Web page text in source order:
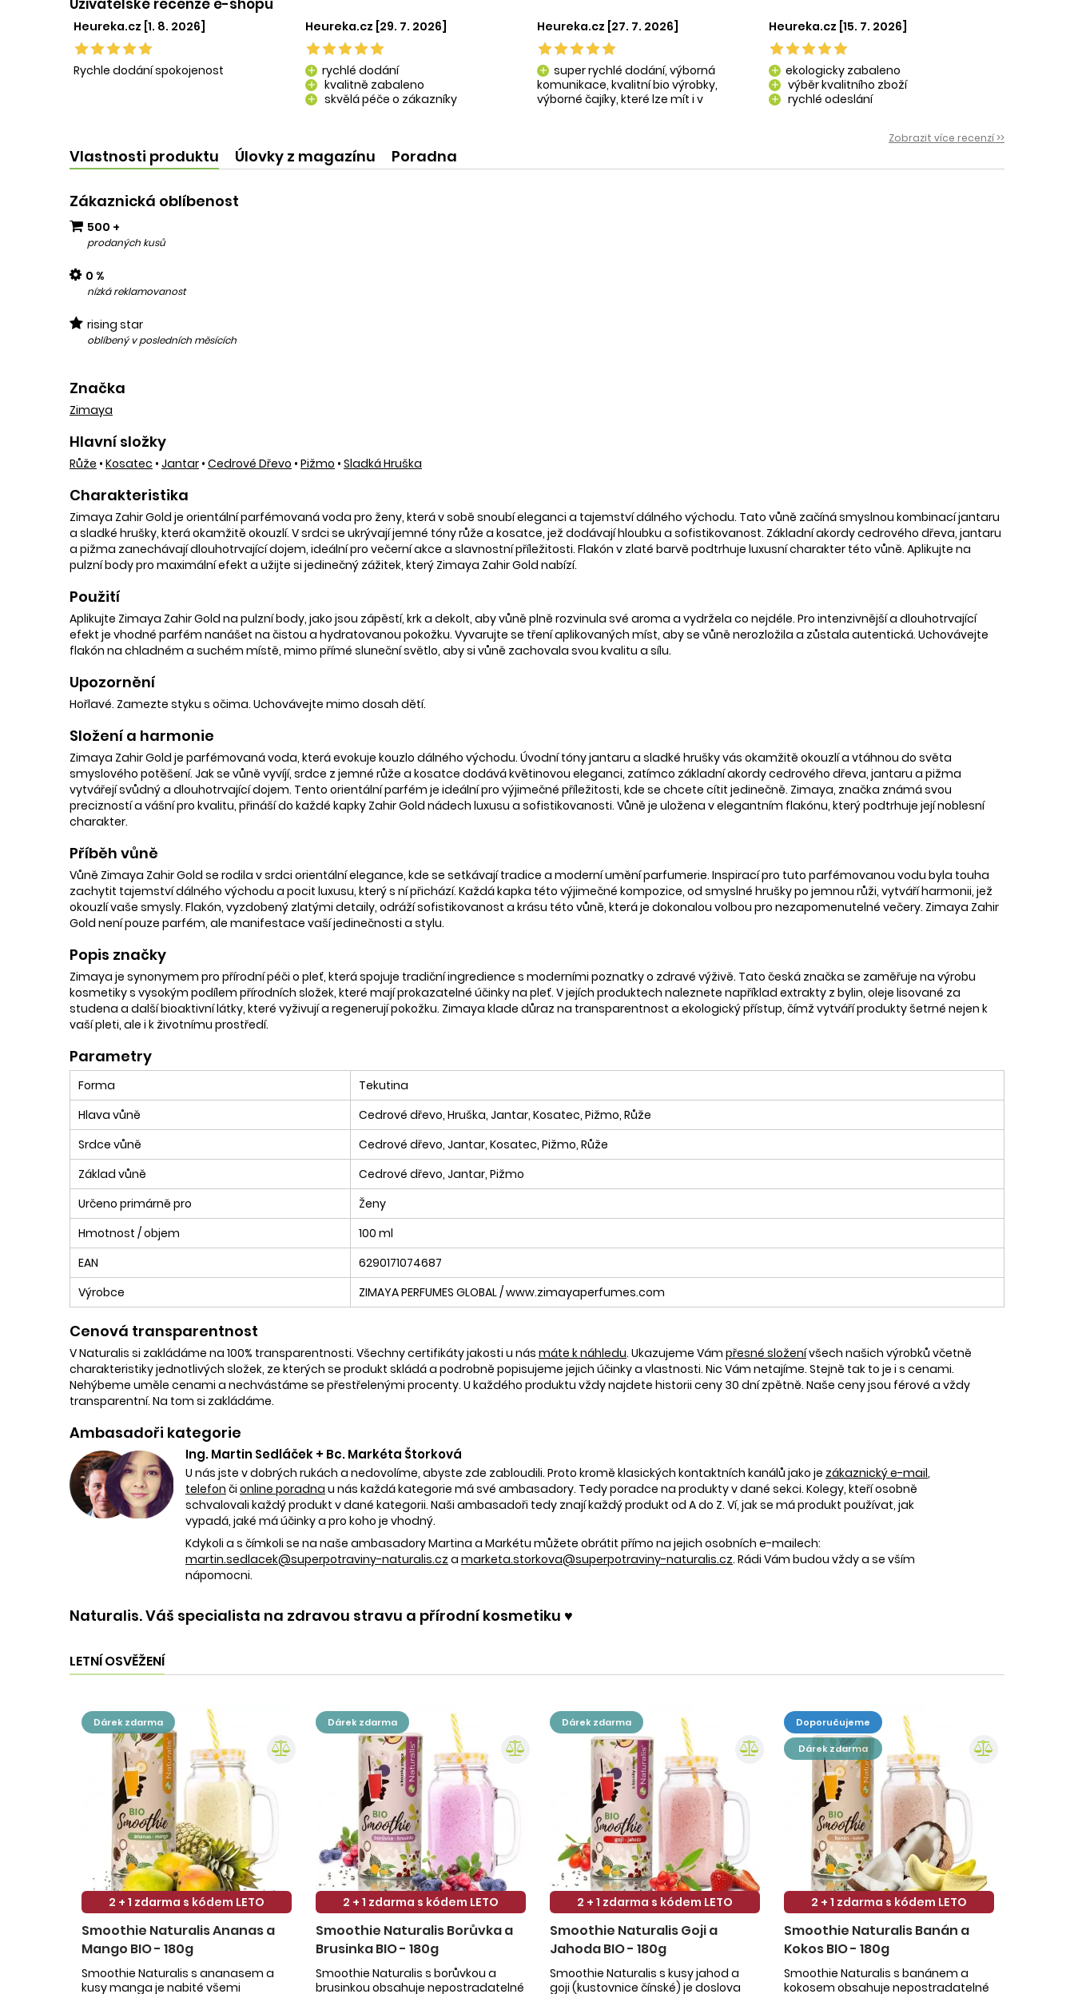
Heureka.cz [1. 8. 2026]
Rychle dodání spokojenost
Heureka.cz [29. 7. 2026]
add rychlé dodání
add kvalitně zabaleno
add skvělá péče o zákazníky
Heureka.cz [27. 7. 2026]
add super rychlé dodání, výborná
komunikace, kvalitní bio výrobky,
výborné čajíky, které lze mít i v
Heureka.cz [15. 7. 2026]
add ekologicky zabaleno
add výběr kvalitního zboží
add rychlé odeslání
Zobrazit více recenzí >>
Vlastnosti produktu Úlovky z magazínu Poradna
Zákaznická oblíbenost
500 +
prodaných kusů
0 %
nízká reklamovanost
rising star
oblíbený v posledních měsících
Značka
Zimaya
Hlavní složky
Růže • Kosatec • Jantar • Cedrové Dřevo • Pižmo • Sladká Hruška
Charakteristika
Zimaya Zahir Gold je orientální parfémovaná voda pro ženy, která v sobě snoubí eleganci a tajemství dálného východu. Tato vůně začíná smyslnou kombinací jantaru
a sladké hrušky, která okamžitě okouzlí. V srdci se ukrývají jemné tóny růže a kosatce, jež dodávají hloubku a sofistikovanost. Základní akordy cedrového dřeva, jantaru
a pižma zanechávají dlouhotrvající dojem, ideální pro večerní akce a slavnostní příležitosti. Flakón v zlaté barvě podtrhuje luxusní charakter této vůně. Aplikujte na
pulzní body pro maximální efekt a užijte si jedinečný zážitek, který Zimaya Zahir Gold nabízí.
Použití
Aplikujte Zimaya Zahir Gold na pulzní body, jako jsou zápěstí, krk a dekolt, aby vůně plně rozvinula své aroma a vydržela co nejdéle. Pro intenzivnější a dlouhotrvající
efekt je vhodné parfém nanášet na čistou a hydratovanou pokožku. Vyvarujte se tření aplikovaných míst, aby se vůně nerozložila a zůstala autentická. Uchovávejte
flakón na chladném a suchém místě, mimo přímé sluneční světlo, aby si vůně zachovala svou kvalitu a sílu.
Upozornění
Hořlavé. Zamezte styku s očima. Uchovávejte mimo dosah dětí.
Složení a harmonie
Zimaya Zahir Gold je parfémovaná voda, která evokuje kouzlo dálného východu. Úvodní tóny jantaru a sladké hrušky vás okamžitě okouzlí a vtáhnou do světa
smyslového potěšení. Jak se vůně vyvíjí, srdce z jemné růže a kosatce dodává květinovou eleganci, zatímco základní akordy cedrového dřeva, jantaru a pižma
vytvářejí svůdný a dlouhotrvající dojem. Tento orientální parfém je ideální pro výjimečné příležitosti, kde se chcete cítit jedinečně. Zimaya, značka známá svou
precizností a vášní pro kvalitu, přináší do každé kapky Zahir Gold nádech luxusu a sofistikovanosti. Vůně je uložena v elegantním flakónu, který podtrhuje její noblesní
charakter.
Příběh vůně
Vůně Zimaya Zahir Gold se rodila v srdci orientální elegance, kde se setkávají tradice a moderní umění parfumerie. Inspirací pro tuto parfémovanou vodu byla touha
zachytit tajemství dálného východu a pocit luxusu, který s ní přichází. Každá kapka této výjimečné kompozice, od smyslné hrušky po jemnou růži, vytváří harmonii, jež
okouzlí vaše smysly. Flakón, vyzdobený zlatými detaily, odráží sofistikovanost a krásu této vůně, která je dokonalou volbou pro nezapomenutelné večery. Zimaya Zahir
Gold není pouze parfém, ale manifestace vaší jedinečnosti a stylu.
Popis značky
Zimaya je synonymem pro přírodní péči o pleť, která spojuje tradiční ingredience s moderními poznatky o zdravé výživě. Tato česká značka se zaměřuje na výrobu
kosmetiky s vysokým podílem přírodních složek, které mají prokazatelné účinky na pleť. V jejích produktech naleznete například extrakty z bylin, oleje lisované za
studena a další bioaktivní látky, které vyživují a regenerují pokožku. Zimaya klade důraz na transparentnost a ekologický přístup, čímž vytváří produkty šetrné nejen k
vaší pleti, ale i k životnímu prostředí.
Parametry
Forma
Tekutina
Hlava vůně
Cedrové dřevo, Hruška, Jantar, Kosatec, Pižmo, Růže
Srdce vůně
Cedrové dřevo, Jantar, Kosatec, Pižmo, Růže
Základ vůně
Cedrové dřevo, Jantar, Pižmo
Určeno primárně pro
Ženy
Hmotnost / objem
100 ml
EAN
6290171074687
Výrobce
ZIMAYA PERFUMES GLOBAL / www.zimayaperfumes.com
Cenová transparentnost
V Naturalis si zakládáme na 100% transparentnosti. Všechny certifikáty jakosti u nás máte k náhledu. Ukazujeme Vám přesné složenívšech našich výrobků včetně
charakteristiky jednotlivých složek, ze kterých se produkt skládá a podrobně popisujeme jejich účinky a vlastnosti. Nic Vám netajíme. Stejně tak to je i s cenami.
Nehýbeme uměle cenami a nechvástáme se přestřelenými procenty. U každého produktu vždy najdete historii ceny 30 dní zpětně. Naše ceny jsou férové a vždy
transparentní. Na tom si zakládáme.
Ambasadoři kategorie
Ing. Martin Sedláček + Bc. Markéta Štorková
U nás jste v dobrých rukách a nedovolíme, abyste zde zabloudili. Proto kromě klasických kontaktních kanálů jako je zákaznický e-mail,
telefon či online poradna u nás každá kategorie má své ambasadory. Tedy poradce na produkty v dané sekci. Kolegy, kteří osobně
schvalovali každý produkt v dané kategorii. Naši ambasadoři tedy znají každý produkt od A do Z. Ví, jak se má produkt používat, jak
vypadá, jaké má účinky a pro koho je vhodný.
Kdykoli a s čímkoli se na naše ambasadory Martina a Markétu můžete obrátit přímo na jejich osobních e-mailech:
martin.sedlacek@superpotraviny-naturalis.cz a marketa.storkova@superpotraviny-naturalis.cz. Rádi Vám budou vždy a se vším
nápomocni.
Naturalis. Váš specialista na zdravou stravu a přírodní kosmetiku ♥️
LETNÍ OSVĚŽENÍ
dárek zdarma
2 + 1 zdarma s kódem LETO
Smoothie Naturalis Ananas a
Mango BIO - 180g
Smoothie Naturalis s ananasem a
kusy manga je nabité všemi
dárek zdarma
2 + 1 zdarma s kódem LETO
Smoothie Naturalis Borůvka a
Brusinka BIO - 180g
Smoothie Naturalis s borůvkou a
brusinkou obsahuje nepostradatelné
dárek zdarma
2 + 1 zdarma s kódem LETO
Smoothie Naturalis Goji a
Jahoda BIO - 180g
Smoothie Naturalis s kusy jahod a
goji (kustovnice čínské) je doslova
doporučujeme
dárek zdarma
2 + 1 zdarma s kódem LETO
Smoothie Naturalis Banán a
Kokos BIO - 180g
Smoothie Naturalis s banánem a
kokosem obsahuje nepostradatelné